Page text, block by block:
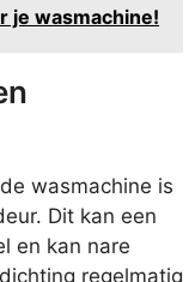
je wasmachine!
wasmachine is
Dit kan een
en kan nare
regelmatig